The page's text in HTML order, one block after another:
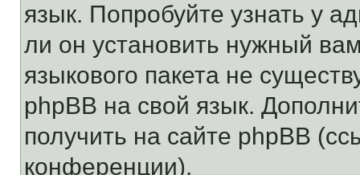
язык. Попробуйте узнать у
ли он установить нужный
языкового пакета не
phpBB на свой язык.
получить на сайте phpBB
конференции).